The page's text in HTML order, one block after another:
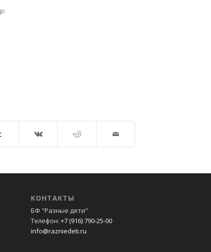
КОНТАКТЫ
БФ "Разные дети"
Телефон: +7 (916) 790-25-00
info@razniedeti.ru